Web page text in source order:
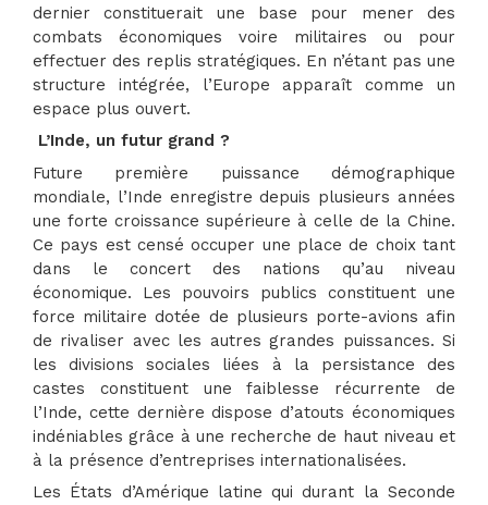
dernier constituerait une base pour mener des
combats économiques voire militaires ou pour
effectuer des replis stratégiques. En n’étant pas une
structure intégrée, l’Europe apparaît comme un
espace plus ouvert.
L’Inde, un futur grand ?
Future première puissance démographique
mondiale, l’Inde enregistre depuis plusieurs années
une forte croissance supérieure à celle de la Chine.
Ce pays est censé occuper une place de choix tant
dans le concert des nations qu’au niveau
économique. Les pouvoirs publics constituent une
force militaire dotée de plusieurs porte-avions afin
de rivaliser avec les autres grandes puissances. Si
les divisions sociales liées à la persistance des
castes constituent une faiblesse récurrente de
l’Inde, cette dernière dispose d’atouts économiques
indéniables grâce à une recherche de haut niveau et
à la présence d’entreprises internationalisées.
Les États d’Amérique latine qui durant la Seconde